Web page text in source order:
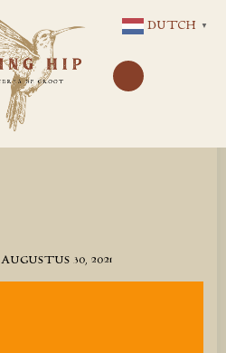
NAAR
DE
INHOUD
AUGUSTUS 30, 2021
DUTCH ▼